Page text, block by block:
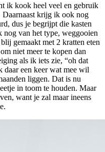
ik kook heel veel en gebruik
Daarnaast krijg ik ook nog
dus je begrijpt die kasten
van het type, weggooien
gemaakt met 2 kratten eten
niet meer te kopen dan
als ik iets zie, “oh dat
daar een keer wat mee wil
liggen. Dat is nu
in toom te houden. Maar
want je zal maar ineens